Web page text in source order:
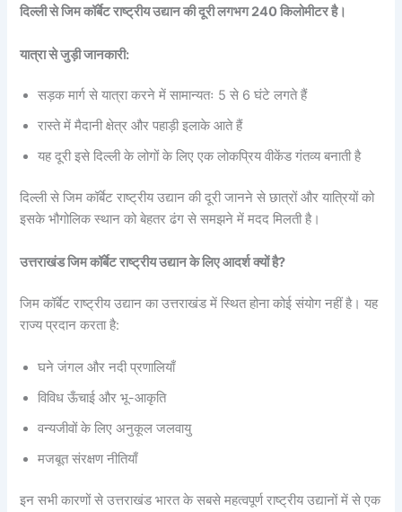
दिल्ली से जिम कॉर्बेट राष्ट्रीय उद्यान की दूरी लगभग 240 किलोमीटर है।
यात्रा से जुड़ी जानकारी:
सड़क मार्ग से यात्रा करने में सामान्यतः 5 से 6 घंटे लगते हैं
रास्ते में मैदानी क्षेत्र और पहाड़ी इलाके आते हैं
यह दूरी इसे दिल्ली के लोगों के लिए एक लोकप्रिय वीकेंड गंतव्य बनाती है
दिल्ली से जिम कॉर्बेट राष्ट्रीय उद्यान की दूरी जानने से छात्रों और यात्रियों को
इसके भौगोलिक स्थान को बेहतर ढंग से समझने में मदद मिलती है।
उत्तराखंड जिम कॉर्बेट राष्ट्रीय उद्यान के लिए आदर्श क्यों है?
जिम कॉर्बेट राष्ट्रीय उद्यान का उत्तराखंड में स्थित होना कोई संयोग नहीं है। यह
राज्य प्रदान करता है:
घने जंगल और नदी प्रणालियाँ
विविध ऊँचाई और भू-आकृति
वन्यजीवों के लिए अनुकूल जलवायु
मजबूत संरक्षण नीतियाँ
इन सभी कारणों से उत्तराखंड भारत के सबसे महत्वपूर्ण राष्ट्रीय उद्यानों में से एक